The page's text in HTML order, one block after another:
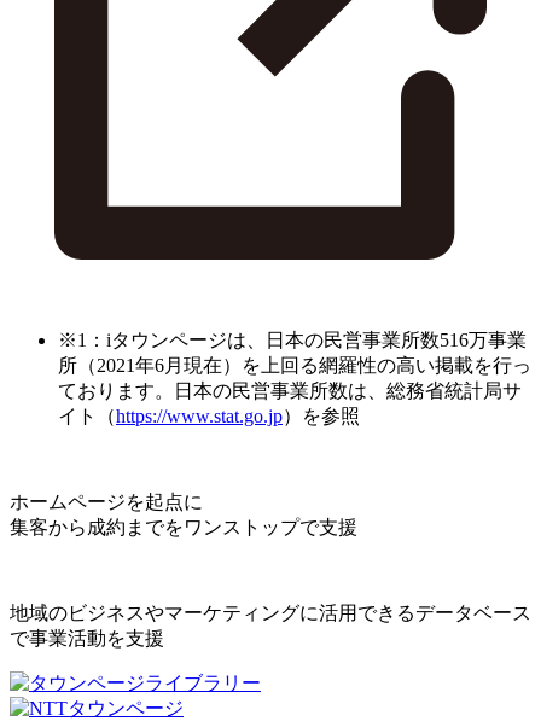
※1：iタウンページは、日本の民営事業所数516万事業
所（2021年6月現在）を上回る網羅性の高い掲載を行っ
ております。日本の民営事業所数は、総務省統計局サ
イト（https://www.stat.go.jp）を参照
ホームページを起点に
集客から成約までをワンストップで支援
地域のビジネスやマーケティングに活用できるデータベース
で事業活動を支援